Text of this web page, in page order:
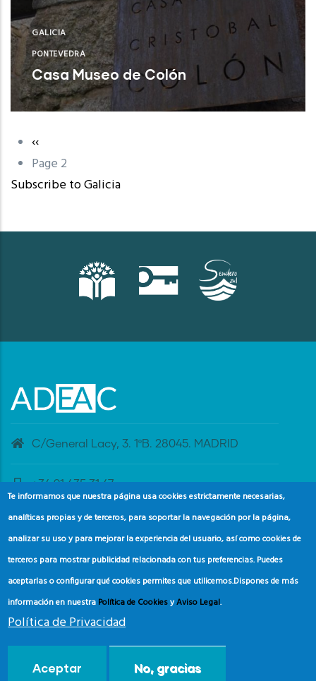
GALICIA
PONTEVEDRA
Casa Museo de Colón
Poio (Pontevedra)
Pagination
Previous
page
‹‹
Page 2
Subscribe to Galicia
C/General Lacy, 3. 1ºB. 28045. MADRID
+34 91 435 31 47
banderaazul@adeac.es
Consumidor (ADEAC).
2024.
Te informamos que nuestra página usa cookies estrictamente necesarias,
analíticas propias y de terceros, para soportar la navegación por la página,
analizar su uso y para mejorar la experiencia del usuario, así como cookies de
terceros para mostrar publicidad relacionada con tus preferencias. Puedes
aceptarlas o configurar qué cookies permites que utilicemos.Dispones de más
información en nuestra Política de CookiesyAviso Legal.
Política de Privacidad
Aceptar No, gracias